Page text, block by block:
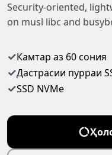
Security-oriented,
on musl libc and
✓Камтар аз 60 сония
✓Дастрасии пурраи
✓SSD NVMe